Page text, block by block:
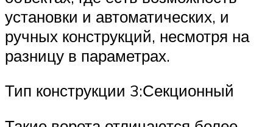
установки и автоматических, и
ручных конструкций, несмотря на
разницу в параметрах.
Тип конструкции 3:Секционный